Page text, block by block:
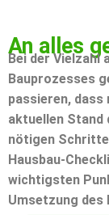
An alles
Bei der Vielzahl
Bauprozesses
passieren, dass
aktuellen Stand
nötigen
Hausbau-
wichtigsten
Umsetzung des